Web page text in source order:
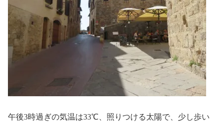
午後3時過ぎの気温は33℃、照りつける太陽で、少し歩い